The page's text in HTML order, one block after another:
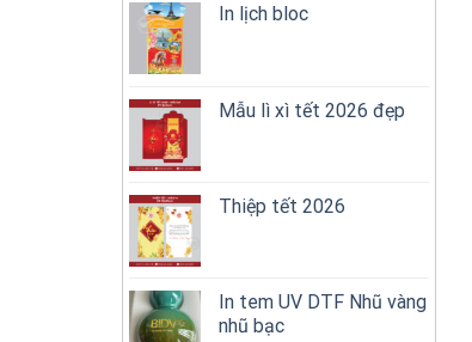
In lịch bloc
Mẫu lì xì tết 2026 đẹp
Thiệp tết 2026
In tem UV DTF Nhũ vàng
nhũ bạc